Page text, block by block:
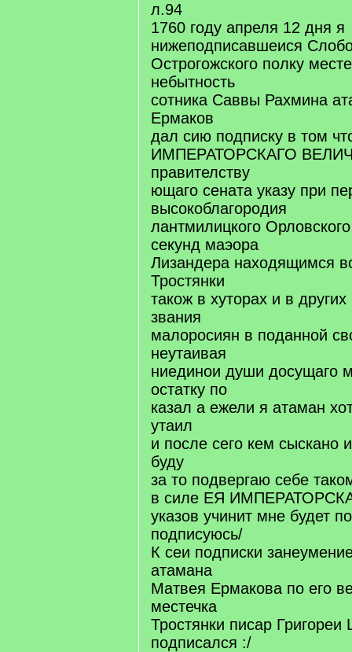
л.94
1760 году апреля 12 дня я
нижеподписавшеися
Острогожского полку
небытность
сотника Саввы Рахмина
Ермаков
дал сию подписку в том
ИМПЕРАТОРСКАГО
правителству
ющаго сената указу при
высокоблагородия
лантмилицкого
секунд маэора
Лизандера находящимся
Тростянки
також в хуторах и в других
звания
малоросиян в поданной
неутаивая
ниединои души досущаго
остатку по
казал а ежели я атаман
утаил
и после сего кем сыскано
буду
за то подвергаю себе
в силе ЕЯ
указов учинит мне будет
подписуюсь/
К сеи подписки
атамана
Матвея Ермакова по его
местечка
Тростянки писар
подписался :/